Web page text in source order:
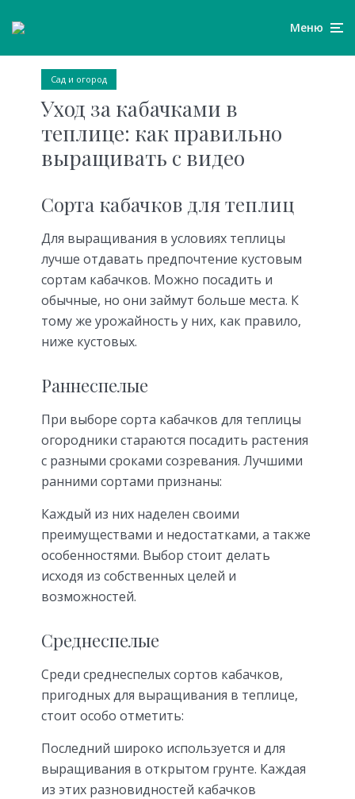
Меню
Сад и огород
Уход за кабачками в
теплице: как правильно
выращивать с видео
Сорта кабачков для теплиц
Для выращивания в условиях теплицы
лучше отдавать предпочтение кустовым
сортам кабачков. Можно посадить и
обычные, но они займут больше места. К
тому же урожайность у них, как правило,
ниже кустовых.
Раннеспелые
При выборе сорта кабачков для теплицы
огородники стараются посадить растения
с разными сроками созревания. Лучшими
ранними сортами признаны:
Каждый из них наделен своими
преимуществами и недостатками, а также
особенностями. Выбор стоит делать
исходя из собственных целей и
возможностей.
Среднеспелые
Среди среднеспелых сортов кабачков,
пригодных для выращивания в теплице,
стоит особо отметить:
Последний широко используется и для
выращивания в открытом грунте. Каждая
из этих разновидностей кабачков